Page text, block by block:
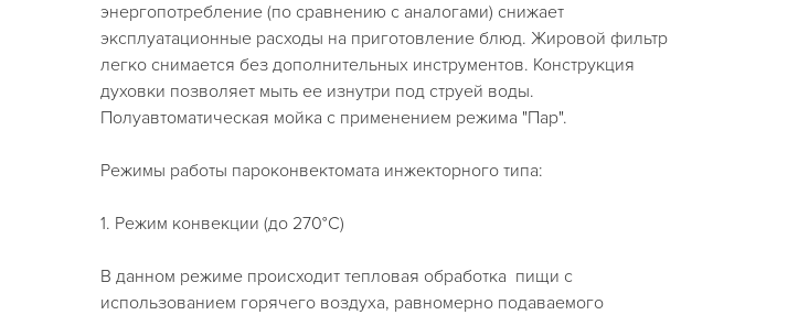
энергопотребление (по сравнению с аналогами) снижает
эксплуатационные расходы на приготовление блюд. Жировой фильтр
легко снимается без дополнительных инструментов. Конструкция
духовки позволяет мыть ее изнутри под струей воды.
Полуавтоматическая мойка с применением режима "Пар".
Режимы работы пароконвектомата инжекторного типа:
1. Режим конвекции (до 270°С)
В данном режиме происходит тепловая обработка пищи с
использованием горячего воздуха, равномерно подаваемого